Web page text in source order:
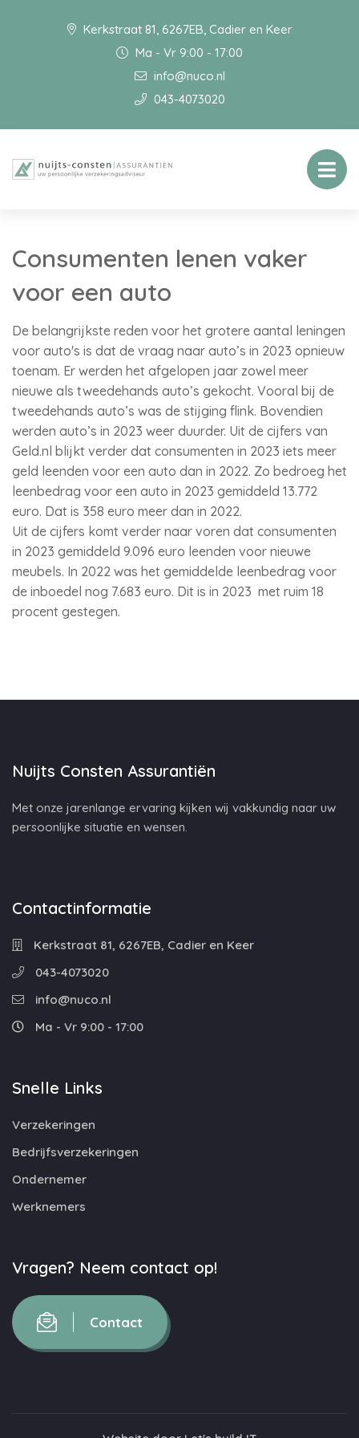
Kerkstraat 81, 6267EB, Cadier en Keer
Ma - Vr 9:00 - 17:00
info@nuco.nl
043-4073020
Consumenten lenen vaker
voor een auto
De belangrijkste reden voor het grotere aantal leningen
voor auto's is dat de vraag naar auto’s in 2023 opnieuw
toenam. Er werden het afgelopen jaar zowel meer
nieuwe als tweedehands auto’s gekocht. Vooral bij de
tweedehands auto’s was de stijging flink. Bovendien
werden auto’s in 2023 weer duurder. Uit de cijfers van
Geld.nl blijkt verder dat consumenten in 2023 iets meer
geld leenden voor een auto dan in 2022. Zo bedroeg het
leenbedrag voor een auto in 2023 gemiddeld 13.772
euro. Dat is 358 euro meer dan in 2022.
Uit de cijfers komt verder naar voren dat consumenten
in 2023 gemiddeld 9.096 euro leenden voor nieuwe
meubels. In 2022 was het gemiddelde leenbedrag voor
de inboedel nog 7.683 euro. Dit is in 2023 met ruim 18
procent gestegen.
Nuijts Consten Assurantiën
Met onze jarenlange ervaring kijken wij vakkundig naar uw
persoonlijke situatie en wensen.
Contactinformatie
Kerkstraat 81, 6267EB, Cadier en Keer
043-4073020
info@nuco.nl
Ma - Vr 9:00 - 17:00
Snelle Links
Verzekeringen
Bedrijfsverzekeringen
Ondernemer
Werknemers
Vragen? Neem contact op!
Contact